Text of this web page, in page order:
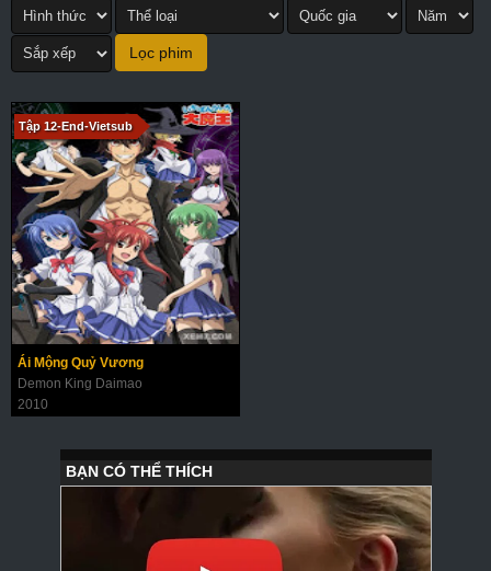
Tập 12-End-Vietsub
Ái Mộng Quỷ Vương
Demon King Daimao
2010